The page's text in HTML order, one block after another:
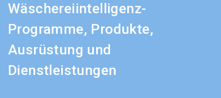
Wäschereiintelligenz-
Programme, Produkte,
Ausrüstung und
Dienstleistungen